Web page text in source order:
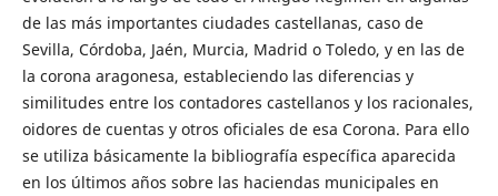
de las más importantes ciudades castellanas, caso de
Sevilla, Córdoba, Jaén, Murcia, Madrid o Toledo, y en las de
la corona aragonesa, estableciendo las diferencias y
similitudes entre los contadores castellanos y los racionales,
oidores de cuentas y otros oficiales de esa Corona. Para ello
se utiliza básicamente la bibliografía específica aparecida
en los últimos años sobre las haciendas municipales en